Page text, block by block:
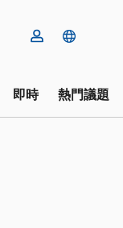
即時 熱門議題